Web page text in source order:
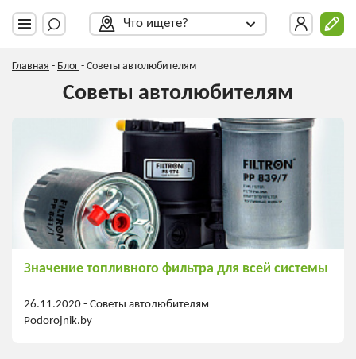
Что ищете?
Главная - Блог - Советы автолюбителям
Советы автолюбителям
Значение топливного фильтра для всей системы
26.11.2020 - Советы автолюбителям
Podorojnik.by